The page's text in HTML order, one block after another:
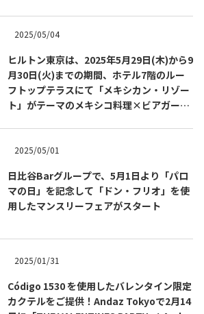
© JUAST All rights reserved.
2025/05/04
ヒルトン東京は、2025年5月29日(木)から9
月30日(火)までの期間、ホテル7階のルー
フトップテラスにて「メキシカン・リゾー
ト」がテーマのメキシコ料理×ビアガーデ
2025/05/01
日比谷Barグループで、5月1日より「パロ
マの日」を記念して「ドン・フリオ」を使
用したマンスリーフェアがスタート
2025/01/31
Código 1530 を使用したバレンタイン限定
カクテルをご提供！Andaz Tokyoで2月14